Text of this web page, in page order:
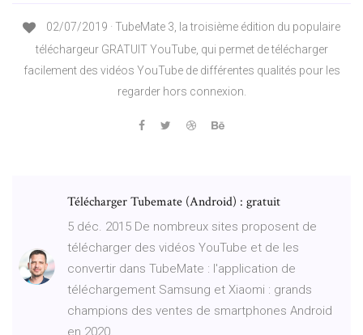
02/07/2019 · TubeMate 3, la troisième édition du populaire
téléchargeur GRATUIT YouTube, qui permet de télécharger
facilement des vidéos YouTube de différentes qualités pour les
regarder hors connexion.
Télécharger Tubemate (Android) : gratuit
5 déc. 2015 De nombreux sites proposent de
télécharger des vidéos YouTube et de les
convertir dans TubeMate : l'application de
téléchargement Samsung et Xiaomi : grands
champions des ventes de smartphones Android
en 2020.